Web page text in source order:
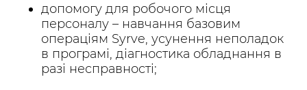
допомогу для робочого місця
персоналу – навчання базовим
операціям Syrve, усунення неполадок
в програмі, діагностика обладнання в
разі несправності;